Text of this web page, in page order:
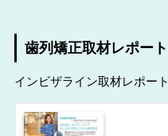
歯列矯正取材レポート
インビザライン取材レポート